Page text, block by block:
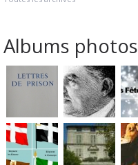
Albums photos